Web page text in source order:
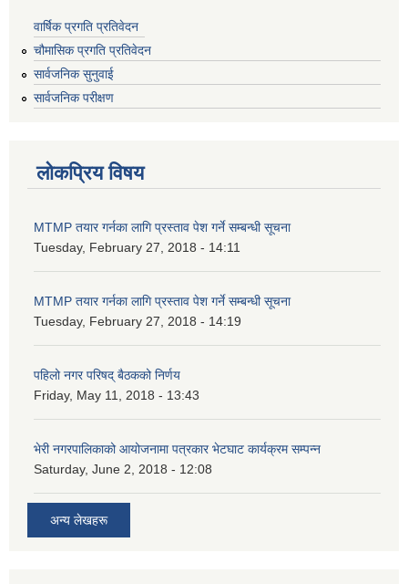
वार्षिक प्रगति प्रतिवेदन
चौमासिक प्रगति प्रतिवेदन
सार्वजनिक सुनुवाई
सार्वजनिक परीक्षण
लोकप्रिय विषय
MTMP तयार गर्नका लागि प्रस्ताव पेश गर्ने सम्बन्धी सूचना
Tuesday, February 27, 2018 - 14:11
MTMP तयार गर्नका लागि प्रस्ताव पेश गर्ने सम्बन्धी सूचना
Tuesday, February 27, 2018 - 14:19
पहिलो नगर परिषद् बैठकको निर्णय
Friday, May 11, 2018 - 13:43
भेरी नगरपालिकाको आयोजनामा पत्रकार भेटघाट कार्यक्रम सम्पन्न
Saturday, June 2, 2018 - 12:08
अन्य लेखहरू